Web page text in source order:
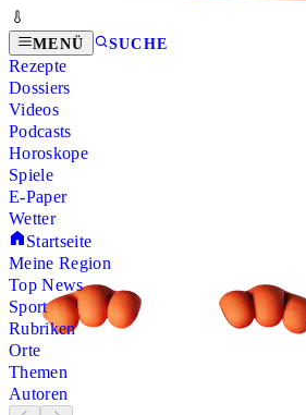
MENÜ SUCHE
Rezepte
Dossiers
Videos
Podcasts
Horoskope
Spiele
E-Paper
Wetter
Startseite
Meine Region
Top News
Sport
Rubriken
Orte
Themen
Autoren